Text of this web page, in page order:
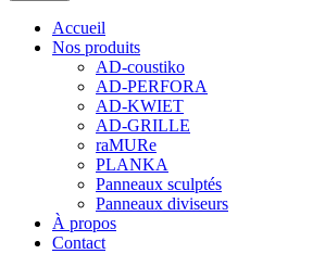
Accueil
Nos produits
AD-coustiko
AD-PERFORA
AD-KWIET
AD-GRILLE
raMURe
PLANKA
Panneaux sculptés
Panneaux diviseurs
À propos
Contact